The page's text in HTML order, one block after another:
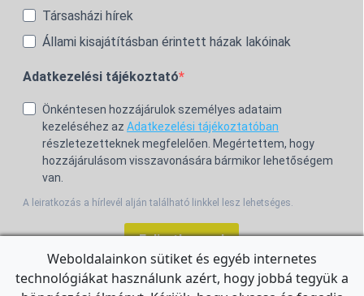
Társasházi hírek
Állami kisajátításban érintett házak lakóinak
Adatkezelési tájékoztató
Önkéntesen hozzájárulok személyes adataim
kezeléséhez az Adatkezelési tájékoztatóban
részletezetteknek megfelelően. Megértettem, hogy
hozzájárulásom visszavonására bármikor lehetőségem
van.
A leiratkozás a hírlevél alján található linkkel lesz lehetséges.
Feliratkozom!
Weboldalainkon sütiket és egyéb internetes
technológiákat használunk azért, hogy jobbá tegyük a